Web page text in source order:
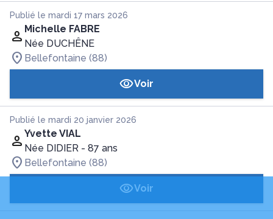
Publié le mardi 17 mars 2026
Michelle FABRE
Née DUCHÊNE
Bellefontaine (88)
Voir
Publié le mardi 20 janvier 2026
Yvette VIAL
Née DIDIER - 87 ans
Bellefontaine (88)
Voir